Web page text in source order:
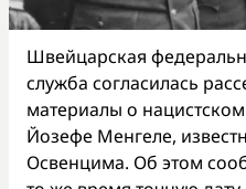
Швейцарская
служба согласилась
материалы о
Йозефе Менгеле,
Освенцима. Об этом